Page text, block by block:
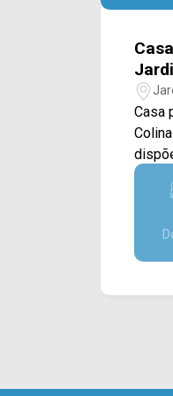
Casa
Colina
com
uma
de